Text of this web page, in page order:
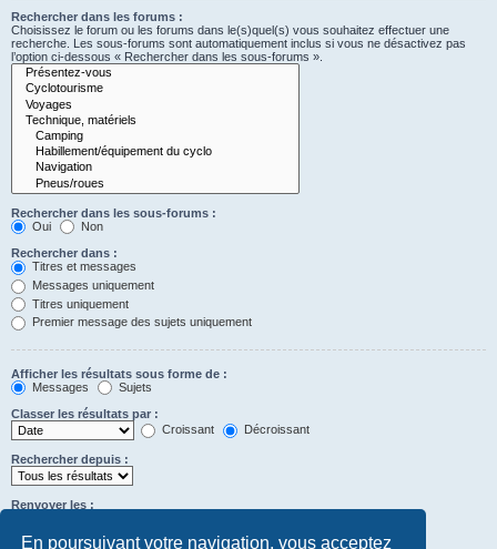
En poursuivant votre navigation, vous acceptez
Rechercher dans les forums :
Choisissez le forum ou les forums dans le(s)quel(s) vous souhaitez effectuer une
recherche. Les sous-forums sont automatiquement inclus si vous ne désactivez pas
l’option ci-dessous « Rechercher dans les sous-forums ».
Rechercher dans les sous-forums :
Oui
Non
Rechercher dans :
Titres et messages
Messages uniquement
Titres uniquement
Premier message des sujets uniquement
Afficher les résultats sous forme de :
Messages
Sujets
Classer les résultats par :
Croissant
Décroissant
Rechercher depuis :
Renvoyer les :